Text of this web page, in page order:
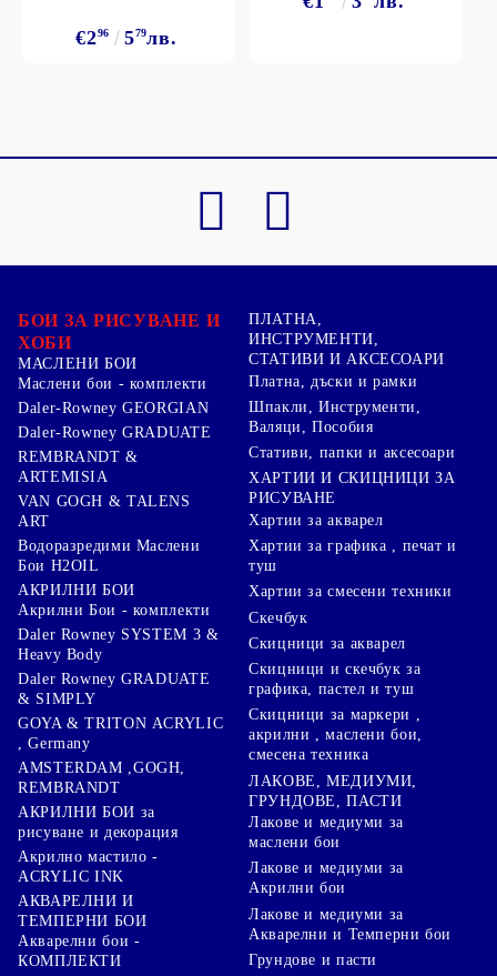
€296 579лв.
БОИ ЗА РИСУВАНЕ И
ХОБИ
МАСЛЕНИ БОИ
Маслени бои - комплекти
Daler-Rowney GEORGIAN
Daler-Rowney GRADUATE
REMBRANDT &
ARTEMISIA
VAN GOGH & TALENS
ART
Водоразредими Маслени
Бои H2OIL
АКРИЛНИ БОИ
Акрилни Бои - комплекти
Daler Rowney SYSTEM 3 &
Heavy Body
Daler Rowney GRADUATE
& SIMPLY
GOYA & TRITON АCRYLIC
, Germany
AMSTERDAM ,GOGH,
REMBRANDT
АКРИЛНИ БОИ за
рисуване и декорация
Акрилно мастило -
ACRYLIC INK
АКВАРЕЛНИ И
ТЕМПЕРНИ БОИ
Акварелни бои -
КОМПЛЕКТИ
ПЛАТНА,
ИНСТРУМЕНТИ,
СТАТИВИ И АКСЕСОАРИ
Платна, дъски и рамки
Шпакли, Инструменти,
Валяци, Пособия
Стативи, папки и аксесоари
ХАРТИИ И СКИЦНИЦИ ЗА
РИСУВАНЕ
Хартии за акварел
Хартии за графика , печат и
туш
Хартии за смесени техники
Скечбук
Скицници за акварел
Скицници и скечбук за
графика, пастел и туш
Скицници за маркери ,
акрилни , маслени бои,
смесена техника
ЛАКОВЕ, МЕДИУМИ,
ГРУНДОВЕ, ПАСТИ
Лакове и медиуми за
маслени бои
Лакове и медиуми за
Акрилни бои
Лакове и медиуми за
Акварелни и Темперни бои
Грундове и пасти